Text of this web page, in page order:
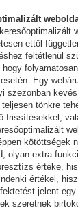
ettől
feltétlenül
hogy
Egy
szezonban
tönkre
frissítésekkel,
kötöttségek
olyan extra
értéke,
értékel,
jelent
szeretnek